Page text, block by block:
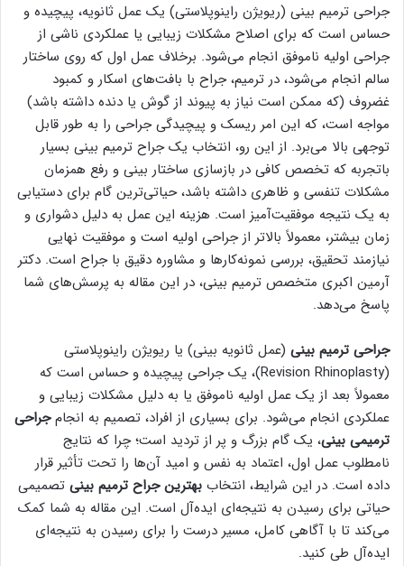
جراحی ترمیم بینی (ریویژن راینوپلاستی) یک عمل ثانویه، پیچیده و
حساس است که برای اصلاح مشکلات زیبایی یا عملکردی ناشی از
جراحی اولیه ناموفق انجام می‌شود. برخلاف عمل اول که روی ساختار
سالم انجام می‌شود، در ترمیم، جراح با بافت‌های اسکار و کمبود
غضروف (که ممکن است نیاز به پیوند از گوش یا دنده داشته باشد)
مواجه است، که این امر ریسک و پیچیدگی جراحی را به طور قابل
توجهی بالا می‌برد. از این رو، انتخاب یک جراح ترمیم بینی بسیار
باتجربه که تخصص کافی در بازسازی ساختار بینی و رفع همزمان
مشکلات تنفسی و ظاهری داشته باشد، حیاتی‌ترین گام برای دستیابی
به یک نتیجه موفقیت‌آمیز است. هزینه این عمل به دلیل دشواری و
زمان بیشتر، معمولاً بالاتر از جراحی اولیه است و موفقیت نهایی
نیازمند تحقیق، بررسی نمونه‌کارها و مشاوره دقیق با جراح است. دکتر
آرمین اکبری متخصص ترمیم بینی، در این مقاله به پرسش‌های شما
پاسخ می‌دهد.
جراحی ترمیم بینی (عمل ثانویه بینی) یا ریویژن راینوپلاستی
(Revision Rhinoplasty)، یک جراحی پیچیده و حساس است که
معمولاً بعد از یک عمل اولیه ناموفق یا به دلیل مشکلات زیبایی و
عملکردی انجام می‌شود. برای بسیاری از افراد، تصمیم به انجامجراحی
ترمیمی بینی، یک گام بزرگ و پر از تردید است؛ چرا که نتایج
نامطلوب عمل اول، اعتماد به نفس و امید آن‌ها را تحت تأثیر قرار
داده است. در این شرایط، انتخاب بهترین جراح ترمیم بینی تصمیمی
حیاتی برای رسیدن به نتیجه‌ای ایده‌آل است. این مقاله به شما کمک
می‌کند تا با آگاهی کامل، مسیر درست را برای رسیدن به نتیجه‌ای
ایده‌آل طی کنید.